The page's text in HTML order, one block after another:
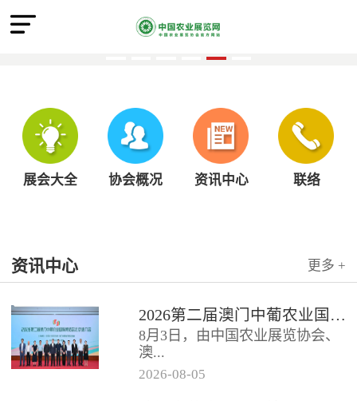
展会大全 协会概况 资讯中心 联络
资讯中心 更多 +
2026第二届澳门中葡农业国际博览会北京推介会圆满召开
8月3日，由中国农业展览协会、
澳...
2026-08-05